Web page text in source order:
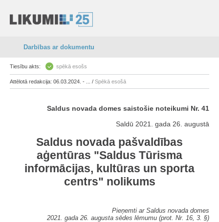
Darbības ar dokumentu
Tiesību akts: spēkā esošs
Attēlotā redakcija: 06.03.2024. - ... / Spēkā esošā
Saldus novada domes saistošie noteikumi Nr. 41
Saldū 2021. gada 26. augustā
Saldus novada pašvaldības
aģentūras "Saldus Tūrisma
informācijas, kultūras un sporta
centrs" nolikums
Pieņemti ar Saldus novada domes
2021. gada 26. augusta sēdes lēmumu (prot. Nr. 16, 3. §)